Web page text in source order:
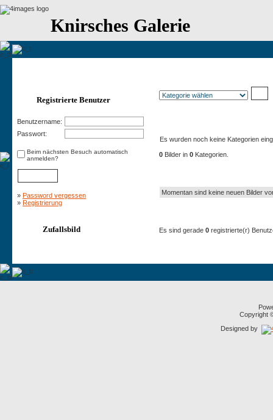
Knirsches Galerie
Registrierte Benutzer
Benutzername:
Passwort:
Beim nächsten Besuch automatisch
anmelden?
» Password vergessen
» Registrierung
Zufallsbild
Es wurden noch keine Kategorien
0 Bilder in 0 Kategorien.
Momentan sind keine neuen Bilder
Es sind gerade 0 registrierte(r)
Copyright
Designed by